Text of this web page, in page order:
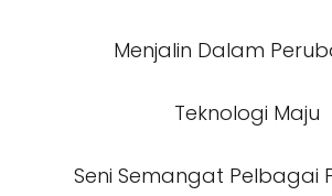
Menjalin Dalam
Teknologi Maju
Seni Semangat Pelbagai